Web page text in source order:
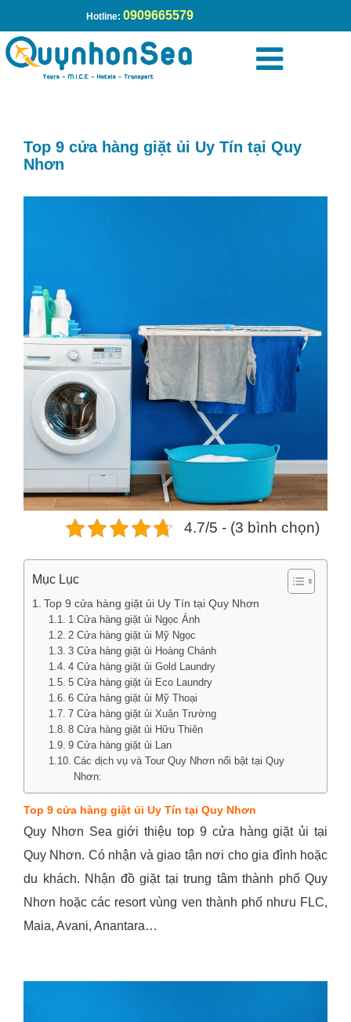
Hotline: 0909665579
Trang chủ»Top 9 cửa hàng giặt ủi Uy Tín tại Quy Nhơn
Top 9 cửa hàng giặt ủi Uy Tín tại Quy
Nhơn
4.7/5 - (3 bình chọn)
Mục Lục
Top 9 cửa hàng giặt ủi Uy Tín tại Quy Nhơn
1 Cửa hàng giặt ủi Ngọc Ánh
2 Cửa hàng giặt ủi Mỹ Ngọc
3 Cửa hàng giặt ủi Hoàng Chánh
4 Cửa hàng giặt ủi Gold Laundry
5 Cửa hàng giặt ủi Eco Laundry
6 Cửa hàng giặt ủi Mỹ Thoại
7 Cửa hàng giặt ủi Xuân Trường
8 Cửa hàng giặt ủi Hữu Thiên
9 Cửa hàng giặt ủi Lan
Các dịch vụ và Tour Quy Nhơn nổi bật tại Quy
Nhơn:
Top 9 cửa hàng giặt ủi Uy Tín tại Quy Nhơn
Quy Nhơn Sea giới thiệu top 9 cửa hàng giặt ủi tại
Quy Nhơn. Có nhận và giao tận nơi cho gia đình hoặc
du khách. Nhận đồ giặt tại trung tâm thành phố Quy
Nhơn hoặc các resort vùng ven thành phố nhưu FLC,
Maia, Avani, Anantara…